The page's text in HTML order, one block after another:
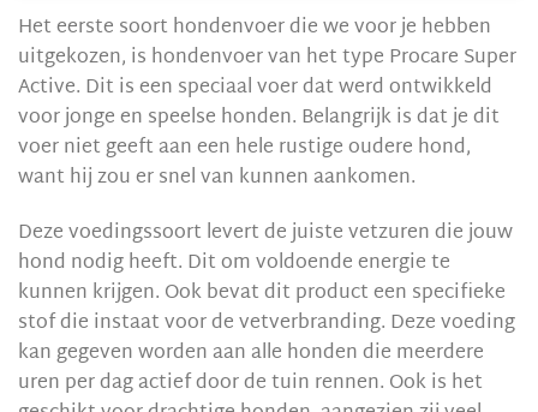
Het eerste soort hondenvoer die we voor je hebben
uitgekozen, is hondenvoer van het type Procare Super
Active. Dit is een speciaal voer dat werd ontwikkeld
voor jonge en speelse honden. Belangrijk is dat je dit
voer niet geeft aan een hele rustige oudere hond,
want hij zou er snel van kunnen aankomen.
Deze voedingssoort levert de juiste vetzuren die jouw
hond nodig heeft. Dit om voldoende energie te
kunnen krijgen. Ook bevat dit product een specifieke
stof die instaat voor de vetverbranding. Deze voeding
kan gegeven worden aan alle honden die meerdere
uren per dag actief door de tuin rennen. Ook is het